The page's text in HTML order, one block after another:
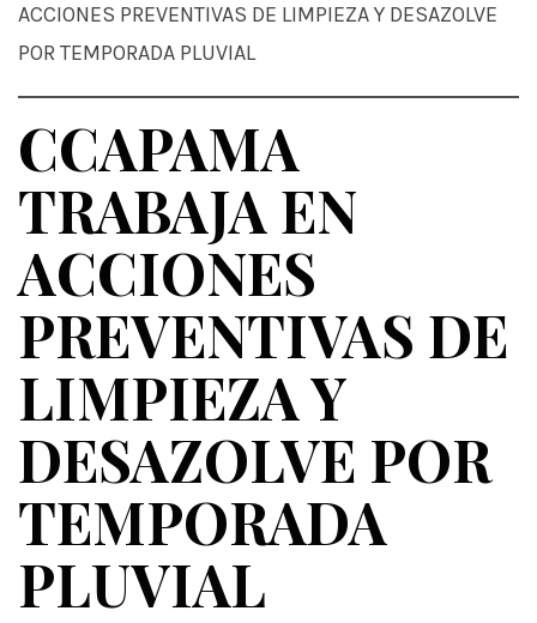
ACCIONES PREVENTIVAS DE LIMPIEZA Y DESAZOLVE
POR TEMPORADA PLUVIAL
CCAPAMA
TRABAJA EN
ACCIONES
PREVENTIVAS DE
LIMPIEZA Y
DESAZOLVE POR
TEMPORADA
PLUVIAL